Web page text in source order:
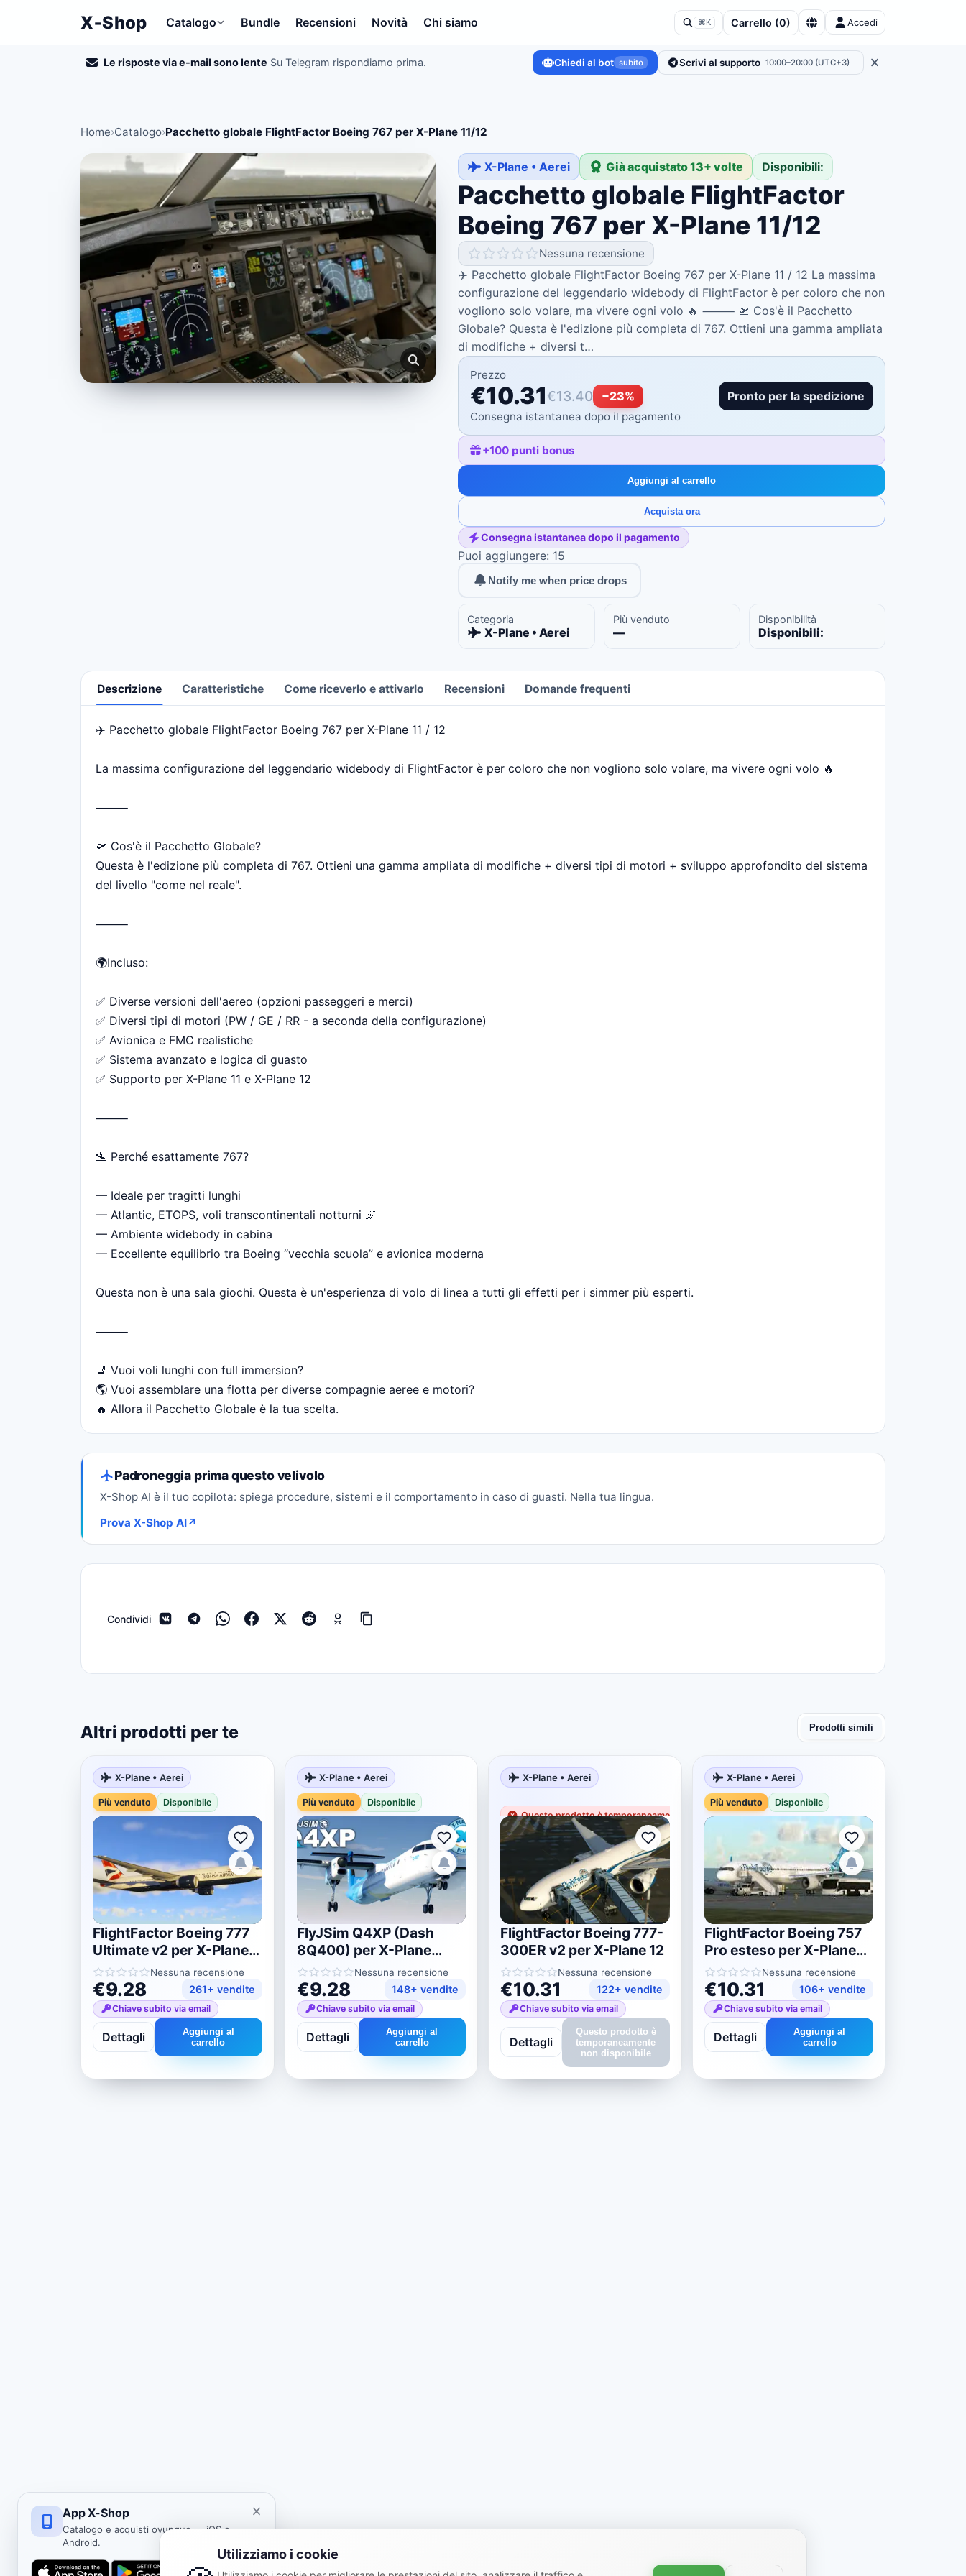
X‑Shop Catalogo Bundle Recensioni Novità Chi siamo ⌘K Carrello (0) Accedi
Le risposte via e-mail sono lente Su Telegram rispondiamo prima. Chiedi al bot subito Scrivi al supporto 10:00–20:00 (UTC+3)
Home›Catalogo›Pacchetto globale FlightFactor Boeing 767 per X-Plane 11/12
X-Plane • Aerei Già acquistato 13+ volte Disponibili:
Pacchetto globale FlightFactor
Boeing 767 per X-Plane 11/12
Nessuna recensione
✈️ Pacchetto globale FlightFactor Boeing 767 per X-Plane 11 / 12 La massima
configurazione del leggendario widebody di FlightFactor è per coloro che non
vogliono solo volare, ma vivere ogni volo 🔥 ⸻ 🛫 Cos'è il Pacchetto
Globale? Questa è l'edizione più completa di 767. Ottieni una gamma ampliata
di modifiche + diversi t…
Prezzo
€10.31€13.40 −23%
Consegna istantanea dopo il pagamento
Pronto per la spedizione
+100 punti bonus
Aggiungi al carrello
Acquista ora
Consegna istantanea dopo il pagamento
Puoi aggiungere: 15
Notify me when price drops
Categoria
X-Plane • Aerei
Più venduto
—
Disponibilità
Disponibili:
Descrizione Caratteristiche Come riceverlo e attivarlo Recensioni Domande frequenti
Descrizione
✈️ Pacchetto globale FlightFactor Boeing 767 per X-Plane 11 / 12
La massima configurazione del leggendario widebody di FlightFactor è per coloro che non vogliono solo volare, ma vivere ogni volo 🔥
⸻
🛫 Cos'è il Pacchetto Globale?
Questa è l'edizione più completa di 767. Ottieni una gamma ampliata di modifiche + diversi tipi di motori + sviluppo approfondito del sistema
del livello "come nel reale".
⸻
🌍Incluso:
✅ Diverse versioni dell'aereo (opzioni passeggeri e merci)
✅ Diversi tipi di motori (PW / GE / RR - a seconda della configurazione)
✅ Avionica e FMC realistiche
✅ Sistema avanzato e logica di guasto
✅ Supporto per X-Plane 11 e X-Plane 12
⸻
🛬 Perché esattamente 767?
— Ideale per tragitti lunghi
— Atlantic, ETOPS, voli transcontinentali notturni 🌌
— Ambiente widebody in cabina
— Eccellente equilibrio tra Boeing “vecchia scuola” e avionica moderna
Questa non è una sala giochi. Questa è un'esperienza di volo di linea a tutti gli effetti per i simmer più esperti.
⸻
💺 Vuoi voli lunghi con full immersion?
🌎 Vuoi assemblare una flotta per diverse compagnie aeree e motori?
🔥 Allora il Pacchetto Globale è la tua scelta.
Padroneggia prima questo velivolo
X-Shop AI è il tuo copilota: spiega procedure, sistemi e il comportamento in caso di guasti. Nella tua lingua.
Prova X-Shop AI↗
Condividi
Altri prodotti per te Prodotti simili
X-Plane • Aerei
Più venduto Disponibile
FlightFactor Boeing 777
Ultimate v2 per X-Plane
11/12
Nessuna recensione
€9.28 261+ vendite
Chiave subito via email
Dettagli
Aggiungi al
carrello
X-Plane • Aerei
Più venduto Disponibile
FlyJSim Q4XP (Dash
8Q400) per X-Plane
11/12
Nessuna recensione
€9.28 148+ vendite
Chiave subito via email
Dettagli
Aggiungi al
carrello
X-Plane • Aerei
Più venduto
Questo prodotto è temporaneamente non disponibile
FlightFactor Boeing 777-
300ER v2 per X-Plane 12
Nessuna recensione
€10.31 122+ vendite
Chiave subito via email
Dettagli
Questo prodotto è
temporaneamente
non disponibile
X-Plane • Aerei
Più venduto Disponibile
FlightFactor Boeing 757
Pro esteso per X-Plane
11/12
Nessuna recensione
€10.31 106+ vendite
Chiave subito via email
Dettagli
Aggiungi al
carrello
App X-Shop
Catalogo e acquisti ovunque — iOS e
Android.
Utilizziamo i cookie